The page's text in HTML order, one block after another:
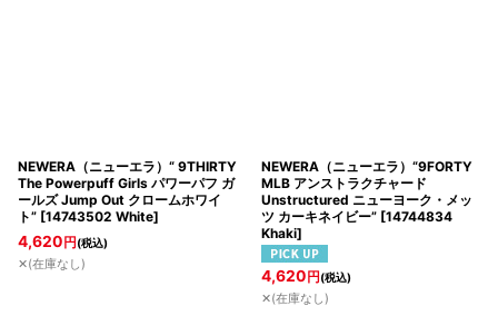
NEWERA（ニューエラ）“ 9THIRTY
The Powerpuff Girls パワーパフ ガ
ールズ Jump Out クロームホワイ
ト” [14743502 White]
4,620円(税込)
✕(在庫なし)
NEWERA（ニューエラ）“9FORTY
MLB アンストラクチャード
Unstructured ニューヨーク・メッ
ツ カーキネイビー” [14744834
Khaki]
4,620円(税込)
✕(在庫なし)